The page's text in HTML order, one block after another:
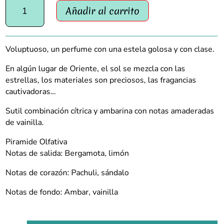
MIKADO
AMBRE
250ML
ESTEBAN
PARIS
cantidad
Añadir al carrito
Voluptuoso, un perfume con una estela golosa y con clase.
En algún lugar de Oriente, el sol se mezcla con las
estrellas, los materiales son preciosos, las fragancias
cautivadoras…
Sutil combinación cítrica y ambarina con notas amaderadas
de vainilla.
Piramide Olfativa
Notas de salida: Bergamota, limón
Notas de corazón: Pachuli, sándalo
Notas de fondo: Ambar, vainilla